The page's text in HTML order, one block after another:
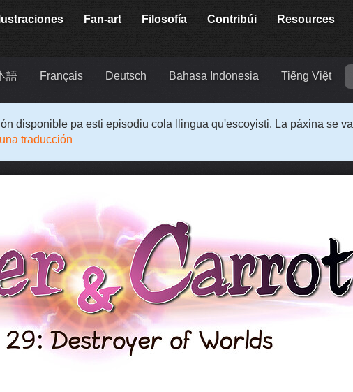
Fan-art Filosofía Contribúi Resources
語 Français Deutsch Bahasa Indonesia Tiếng Việt
disponible pa esti episodiu cola llingua qu'escoyisti. La páxina se va
traducción